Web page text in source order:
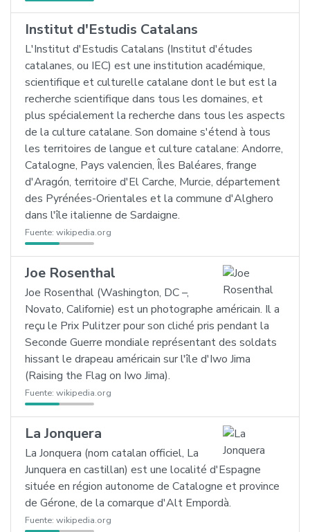
Institut d'Estudis Catalans
L'Institut d'Estudis Catalans (Institut d'études
catalanes, ou IEC) est une institution académique,
scientifique et culturelle catalane dont le but est la
recherche scientifique dans tous les domaines, et
plus spécialement la recherche dans tous les aspects
de la culture catalane. Son domaine s'étend à tous
les territoires de langue et culture catalane: Andorre,
Catalogne, Pays valencien, Îles Baléares, frange
d'Aragón, territoire d'El Carche, Murcie, département
des Pyrénées-Orientales et la commune d'Alghero
dans l'île italienne de Sardaigne.
Fuente: wikipedia.org
Joe Rosenthal
Joe Rosenthal (Washington, DC –,
Novato, Californie) est un photographe américain. Il a
reçu le Prix Pulitzer pour son cliché pris pendant la
Seconde Guerre mondiale représentant des soldats
hissant le drapeau américain sur l'île d'Iwo Jima
(Raising the Flag on Iwo Jima).
Fuente: wikipedia.org
La Jonquera
La Jonquera (nom catalan officiel, La
Junquera en castillan) est une localité d'Espagne
située en région autonome de Catalogne et province
de Gérone, de la comarque d'Alt Empordà.
Fuente: wikipedia.org